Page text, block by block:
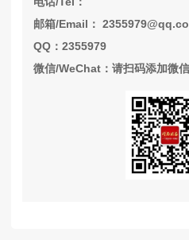
邮箱/Email：
QQ：2355979
微信/WeChat：请扫码添加微信